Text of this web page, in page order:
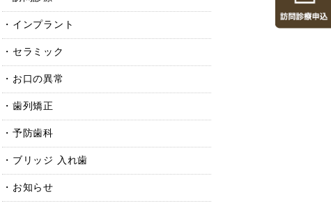
インプラント
セラミック
お口の異常
歯列矯正
予防歯科
ブリッジ 入れ歯
お知らせ